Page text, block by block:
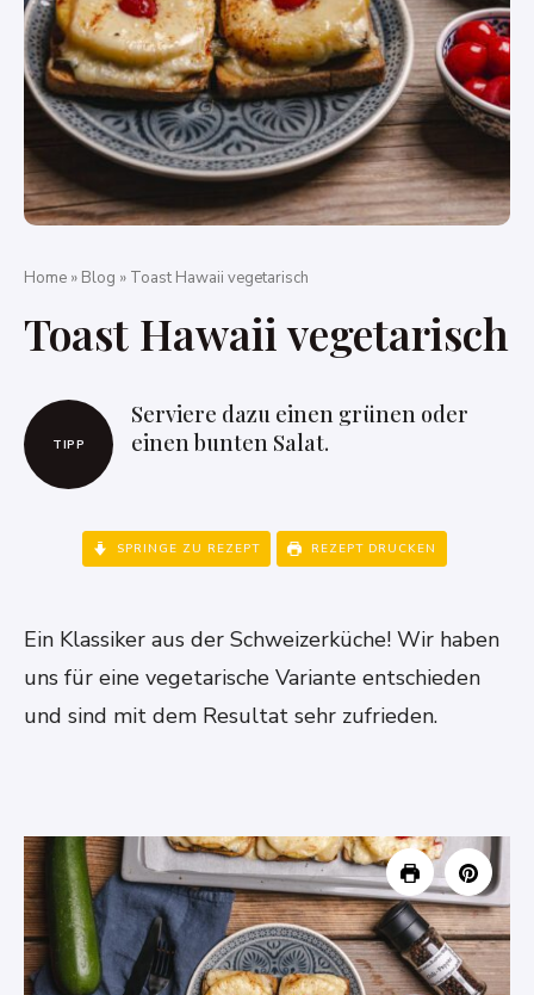
Home » Blog » Toast Hawaii vegetarisch
Toast Hawaii vegetarisch
TIPP
Serviere dazu einen grünen oder
einen bunten Salat.
SPRINGE ZU REZEPT REZEPT DRUCKEN
Ein Klassiker aus der Schweizerküche! Wir haben
uns für eine vegetarische Variante entschieden
und sind mit dem Resultat sehr zufrieden.